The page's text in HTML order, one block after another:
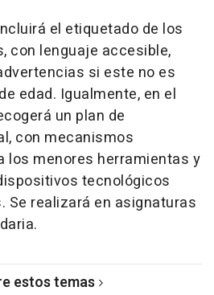
el etiquetado de los
con lenguaje accesible,
si este no es
edad. Igualmente, en el
un plan de
con mecanismos
los menores herramientas y
tecnológicos
Se realizará en asignaturas
estos temas